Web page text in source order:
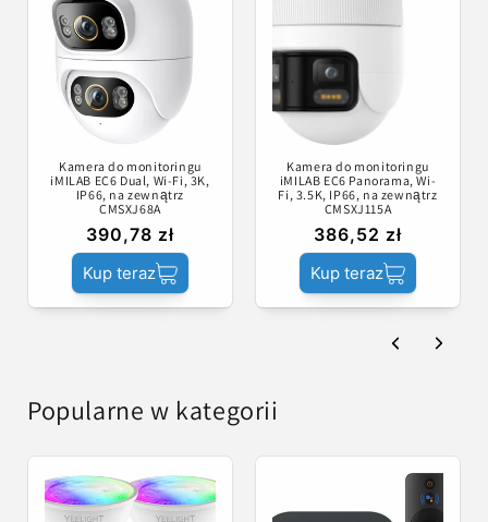
Kamera do monitoringu
iMILAB EC6 Dual, Wi-Fi, 3K,
IP66, na zewnątrz
CMSXJ68A
390,78 zł
Kup teraz
Kamera do monitoringu
iMILAB EC6 Panorama, Wi-
Fi, 3.5K, IP66, na zewnątrz
CMSXJ115A
386,52 zł
Kup teraz
Popularne w kategorii